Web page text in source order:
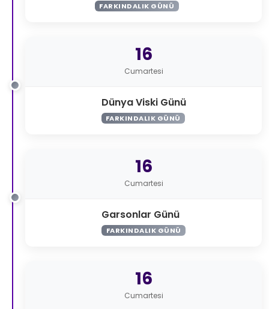
FARKINDALIK GÜNÜ
16
Cumartesi
Dünya Viski Günü
FARKINDALIK GÜNÜ
16
Cumartesi
Garsonlar Günü
FARKINDALIK GÜNÜ
16
Cumartesi